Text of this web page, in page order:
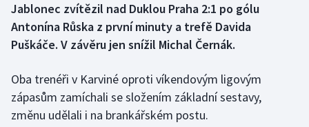
Florbal
Golf
Jablonec zvítězil nad Duklou Praha 2:1 po gólu
Antonína Růska z první minuty a trefě Davida
Puškáče. V závěru jen snížil Michal Černák.
Oba trenéři v Karviné oproti víkendovým ligovým
zápasům zamíchali se složením základní sestavy,
změnu udělali i na brankářském postu.